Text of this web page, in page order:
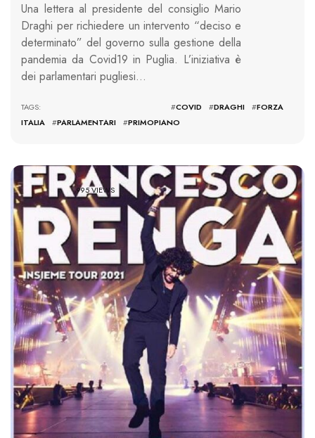
Una lettera al presidente del consiglio Mario
Draghi per richiedere un intervento “deciso e
determinato” del governo sulla gestione della
pandemia da Covid19 in Puglia. L’iniziativa è
dei parlamentari pugliesi…
TAGS: #COVID #DRAGHI #FORZA
ITALIA
#PARLAMENTARI #PRIMOPIANO
995 VIEWS